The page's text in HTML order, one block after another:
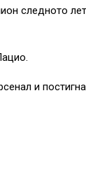
следното
и